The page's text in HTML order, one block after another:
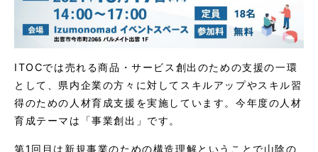
ITOCでは売れる商品・サービス創出のための支援の一環
として、県内企業の方々に対してスキルアップやスキル習
得のための人材育成支援を実施しています。今年度の人材
育成テーマは「事業創出」です。
第1回目は新規事業のための構造理解ということで山陰の